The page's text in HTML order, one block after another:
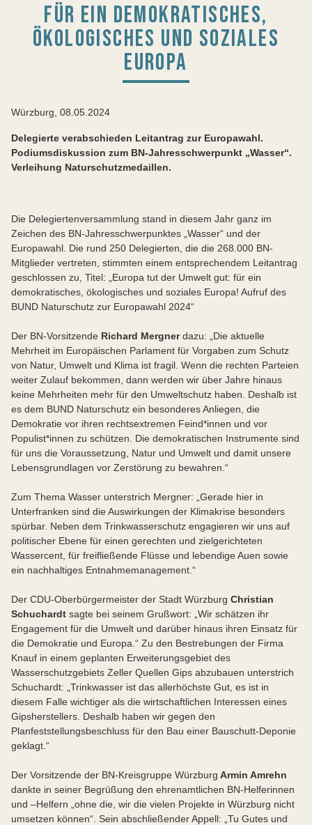
FÜR EIN DEMOKRATISCHES,
ÖKOLOGISCHES UND SOZIALES
EUROPA
Würzburg, 08.05.2024
Delegierte verabschieden Leitantrag zur Europawahl.
Podiumsdiskussion zum BN-Jahresschwerpunkt „Wasser“.
Verleihung Naturschutzmedaillen.
Die Delegiertenversammlung stand in diesem Jahr ganz im
Zeichen des BN-Jahresschwerpunktes „Wasser“ und der
Europawahl. Die rund 250 Delegierten, die die 268.000 BN-
Mitglieder vertreten, stimmten einem entsprechendem Leitantrag
geschlossen zu, Titel: „Europa tut der Umwelt gut: für ein
demokratisches, ökologisches und soziales Europa! Aufruf des
BUND Naturschutz zur Europawahl 2024“
Der BN-Vorsitzende Richard Mergnerdazu: „Die aktuelle
Mehrheit im Europäischen Parlament für Vorgaben zum Schutz
von Natur, Umwelt und Klima ist fragil. Wenn die rechten Parteien
weiter Zulauf bekommen, dann werden wir über Jahre hinaus
keine Mehrheiten mehr für den Umweltschutz haben. Deshalb ist
es dem BUND Naturschutz ein besonderes Anliegen, die
Demokratie vor ihren rechtsextremen Feind*innen und vor
Populist*innen zu schützen. Die demokratischen Instrumente sind
für uns die Voraussetzung, Natur und Umwelt und damit unsere
Lebensgrundlagen vor Zerstörung zu bewahren.“
Zum Thema Wasser unterstrich Mergner: „Gerade hier in
Unterfranken sind die Auswirkungen der Klimakrise besonders
spürbar. Neben dem Trinkwasserschutz engagieren wir uns auf
politischer Ebene für einen gerechten und zielgerichteten
Wassercent, für freifließende Flüsse und lebendige Auen sowie
ein nachhaltiges Entnahmemanagement.“
Der CDU-Oberbürgermeister der Stadt Würzburg Christian
Schuchardt sagte bei seinem Grußwort: „Wir schätzen ihr
Engagement für die Umwelt und darüber hinaus ihren Einsatz für
die Demokratie und Europa.“ Zu den Bestrebungen der Firma
Knauf in einem geplanten Erweiterungsgebiet des
Wasserschutzgebiets Zeller Quellen Gips abzubauen unterstrich
Schuchardt: „Trinkwasser ist das allerhöchste Gut, es ist in
diesem Falle wichtiger als die wirtschaftlichen Interessen eines
Gipsherstellers. Deshalb haben wir gegen den
Planfeststellungsbeschluss für den Bau einer Bauschutt-Deponie
geklagt.“
Der Vorsitzende der BN-Kreisgruppe Würzburg Armin Amrehn
dankte in seiner Begrüßung den ehrenamtlichen BN-Helferinnen
und –Helfern „ohne die, wir die vielen Projekte in Würzburg nicht
umsetzen können“. Sein abschließender Appell: „Tu Gutes und